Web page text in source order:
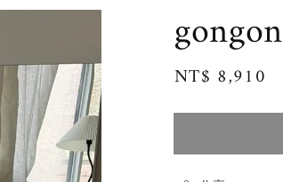
Regular
NT$ 8,910